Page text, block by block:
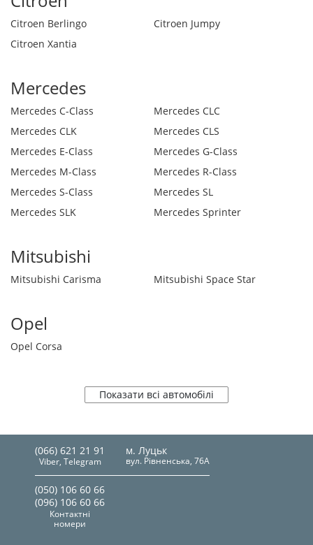
Citroen Berlingo
Citroen Jumpy
Citroen Xantia
Mercedes
Mercedes C-Class
Mercedes CLC
Mercedes CLK
Mercedes CLS
Mercedes E-Class
Mercedes G-Class
Mercedes M-Class
Mercedes R-Class
Mercedes S-Class
Mercedes SL
Mercedes SLK
Mercedes Sprinter
Mitsubishi
Mitsubishi Carisma Mitsubishi Space Star
Opel
Opel Corsa
Показати всі автомобілі
(066) 621 21 91
Viber, Telegram
м. Луцьк
вул. Рівненська, 76А
(050) 106 60 66
(096) 106 60 66
Контактні
номери